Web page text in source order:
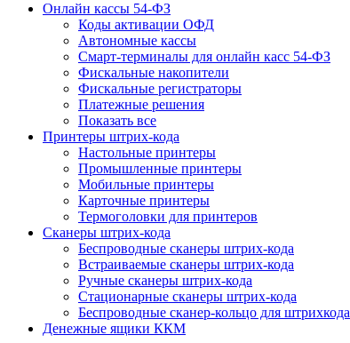
Онлайн кассы 54-ФЗ
Коды активации ОФД
Автономные кассы
Смарт-терминалы для онлайн касс 54-ФЗ
Фискальные накопители
Фискальные регистраторы
Платежные решения
Показать все
Принтеры штрих-кода
Настольные принтеры
Промышленные принтеры
Мобильные принтеры
Карточные принтеры
Термоголовки для принтеров
Сканеры штрих-кода
Беспроводные сканеры штрих-кода
Встраиваемые сканеры штрих-кода
Ручные сканеры штрих-кода
Стационарные сканеры штрих-кода
Беспроводные сканер-кольцо для штрихкода
Денежные ящики ККМ